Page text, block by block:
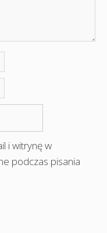
i witrynę w
podczas pisania